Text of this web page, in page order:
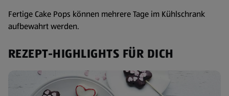
Fertige Cake Pops können mehrere Tage im Kühlschrank
aufbewahrt werden.
REZEPT-HIGHLIGHTS FÜR DICH